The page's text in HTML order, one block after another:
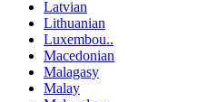
Latvian
Lithuanian
Luxembou..
Macedonian
Malagasy
Malay